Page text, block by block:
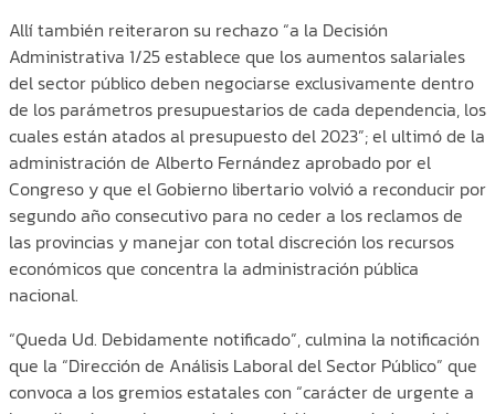
Allí también reiteraron su rechazo “a la Decisión
Administrativa 1/25 establece que los aumentos salariales
del sector público deben negociarse exclusivamente dentro
de los parámetros presupuestarios de cada dependencia, los
cuales están atados al presupuesto del 2023”; el ultimó de la
administración de Alberto Fernández aprobado por el
Congreso y que el Gobierno libertario volvió a reconducir por
segundo año consecutivo para no ceder a los reclamos de
las provincias y manejar con total discreción los recursos
económicos que concentra la administración pública
nacional.
“Queda Ud. Debidamente notificado”, culmina la notificación
que la “Dirección de Análisis Laboral del Sector Público” que
convoca a los gremios estatales con “carácter de urgente a